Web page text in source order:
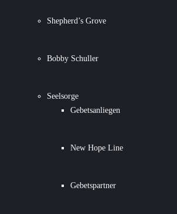
Shepherd’s Grove
Bobby Schuller
Seelsorge
Gebetsanliegen
New Hope Line
Gebetspartner